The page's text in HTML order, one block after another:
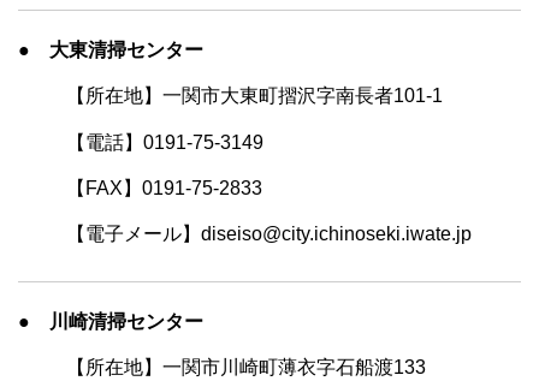
● 大東清掃センター
【所在地】一関市大東町摺沢字南長者101-1
【電話】0191-75-3149
【FAX】0191-75-2833
【電子メール】diseiso@city.ichinoseki.iwate.jp
● 川崎清掃センター
【所在地】一関市川崎町薄衣字石船渡133